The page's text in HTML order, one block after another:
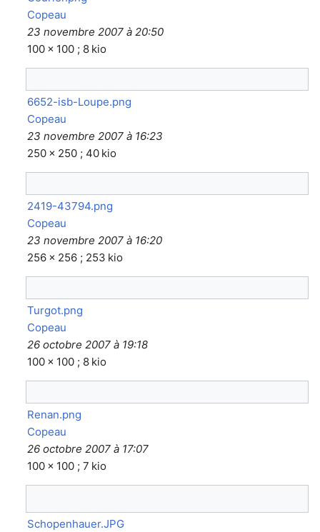
Copeau
23 novembre 2007 à 20:50
100 × 100 ; 8 kio
6652-isb-Loupe.png
Copeau
23 novembre 2007 à 16:23
250 × 250 ; 40 kio
2419-43794.png
Copeau
23 novembre 2007 à 16:20
256 × 256 ; 253 kio
Turgot.png
Copeau
26 octobre 2007 à 19:18
100 × 100 ; 8 kio
Renan.png
Copeau
26 octobre 2007 à 17:07
100 × 100 ; 7 kio
Schopenhauer.JPG